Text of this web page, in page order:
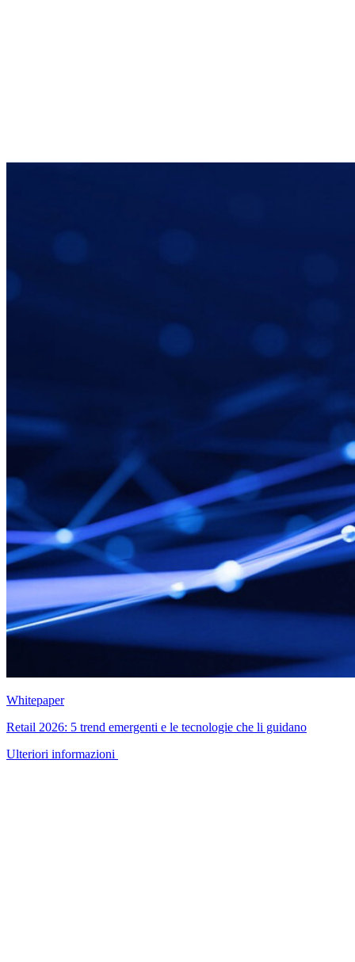
Whitepaper
Retail 2026: 5 trend emergenti e le tecnologie che li guidano
Ulteriori informazioni